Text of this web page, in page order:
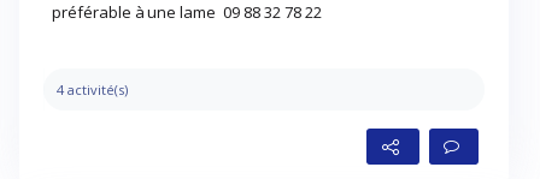
préférable à une lame 09 88 32 78 22
4 activité(s)